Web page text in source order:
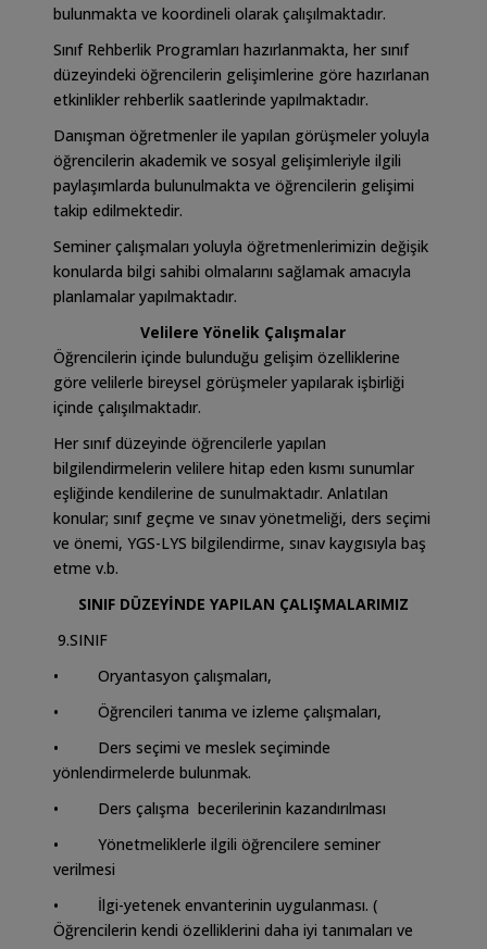
bulunmakta ve koordineli olarak çalışılmaktadır.
Sınıf Rehberlik Programları hazırlanmakta, her sınıf
düzeyindeki öğrencilerin gelişimlerine göre hazırlanan
etkinlikler rehberlik saatlerinde yapılmaktadır.
Danışman öğretmenler ile yapılan görüşmeler yoluyla
öğrencilerin akademik ve sosyal gelişimleriyle ilgili
paylaşımlarda bulunulmakta ve öğrencilerin gelişimi
takip edilmektedir.
Seminer çalışmaları yoluyla öğretmenlerimizin değişik
konularda bilgi sahibi olmalarını sağlamak amacıyla
planlamalar yapılmaktadır.
Velilere Yönelik Çalışmalar
Öğrencilerin içinde bulunduğu gelişim özelliklerine
göre velilerle bireysel görüşmeler yapılarak işbirliği
içinde çalışılmaktadır.
Her sınıf düzeyinde öğrencilerle yapılan
bilgilendirmelerin velilere hitap eden kısmı sunumlar
eşliğinde kendilerine de sunulmaktadır. Anlatılan
konular; sınıf geçme ve sınav yönetmeliği, ders seçimi
ve önemi, YGS-LYS bilgilendirme, sınav kaygısıyla baş
etme v.b.
SINIF DÜZEYİNDE YAPILAN ÇALIŞMALARIMIZ
9.SINIF
• Oryantasyon çalışmaları,
• Öğrencileri tanıma ve izleme çalışmaları,
• Ders seçimi ve meslek seçiminde
yönlendirmelerde bulunmak.
• Ders çalışma becerilerinin kazandırılması
• Yönetmeliklerle ilgili öğrencilere seminer
verilmesi
• İlgi-yetenek envanterinin uygulanması. (
Öğrencilerin kendi özelliklerini daha iyi tanımaları ve